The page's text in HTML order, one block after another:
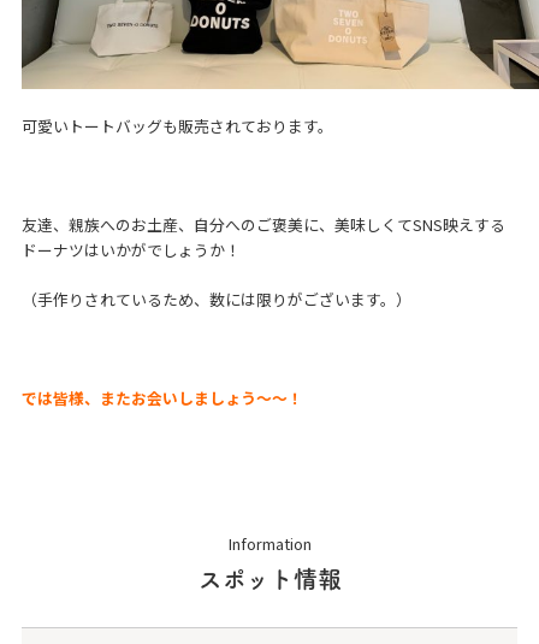
可愛いトートバッグも販売されております。
友達、親族へのお土産、自分へのご褒美に、美味しくてSNS映えする
ドーナツはいかがでしょうか！
（手作りされているため、数には限りがございます。）
では皆様、またお会いしましょう～～！
Information
スポット情報